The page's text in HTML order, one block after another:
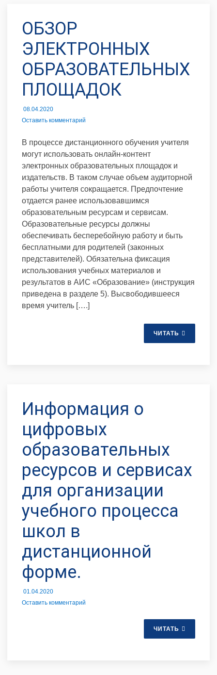
ОБЗОР
ЭЛЕКТРОННЫХ
ОБРАЗОВАТЕЛЬНЫХ
ПЛОЩАДОК
08.04.2020
Оставить комментарий
В процессе дистанционного обучения учителя
могут использовать онлайн-контент
электронных образовательных площадок и
издательств. В таком случае объем аудиторной
работы учителя сокращается. Предпочтение
отдается ранее использовавшимся
образовательным ресурсам и сервисам.
Образовательные ресурсы должны
обеспечивать бесперебойную работу и быть
бесплатными для родителей (законных
представителей). Обязательна фиксация
использования учебных материалов и
результатов в АИС «Образование» (инструкция
приведена в разделе 5). Высвободившееся
время учитель [….]
ЧИТАТЬ
Информация о
цифровых
образовательных
ресурсов и сервисах
для организации
учебного процесса
школ в
дистанционной
форме.
01.04.2020
Оставить комментарий
ЧИТАТЬ